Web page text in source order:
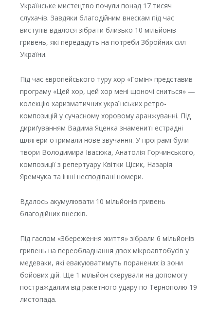
Українське мистецтво почули понад 17 тисяч
слухачів. Завдяки благодійним внескам під час
виступів вдалося зібрати близько 10 мільйонів
гривень, які передадуть на потреби Збройних сил
України.
Під час європейського туру хор «Гомін» представив
програму «Цей хор, цей хор мені щоночі сниться» —
колекцію харизматичних українських ретро-
композицій у сучасному хоровому аранжуванні. Під
дириґуванням Вадима Яценка знамениті естрадні
шлягери отримали нове звучання. У програмі були
твори Володимира Івасюка, Анатолія Горчинського,
композиції з репертуару Квітки Цісик, Назарія
Яремчука та інші несподівані номери.
Вдалось акумулювати 10 мільйонів гривень
благодійних внесків.
Під гаслом «Збереження життя» зібрали 6 мільйонів
гривень на переобладнання двох мікроавтобусів у
медеваки, які евакуюватимуть поранених із зони
бойових дій. Ще 1 мільйон скерували на допомогу
постраждалим від ракетного удару по Тернополю 19
листопада.